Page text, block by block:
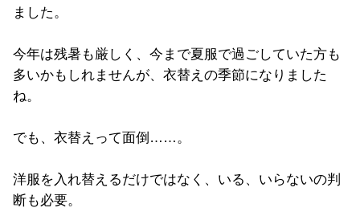
ました。
今年は残暑も厳しく、今まで夏服で過ごしていた方も
多いかもしれませんが、衣替えの季節になりました
ね。
でも、衣替えって面倒……。
洋服を入れ替えるだけではなく、いる、いらないの判
断も必要。